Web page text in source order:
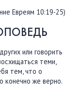
Евреям 10:19-25)
или говорить
теми,
тем, что о
конечно же верно.